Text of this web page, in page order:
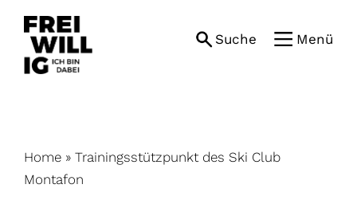
content
Suche Menü
Home » Trainingsstützpunkt des Ski Club
Montafon